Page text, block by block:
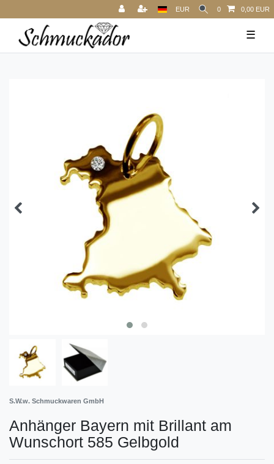
EUR 0 0,00 EUR
☰
S.W.w. Schmuckwaren GmbH
Anhänger Bayern mit Brillant am
Wunschort 585 Gelbgold